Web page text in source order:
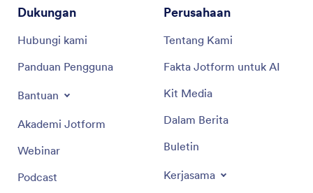
Dukungan
Hubungi kami
Panduan Pengguna
Bantuan
Akademi Jotform
Webinar
Podcast
Perusahaan
Tentang Kami
Fakta Jotform untuk AI
Kit Media
Dalam Berita
Buletin
Kerjasama